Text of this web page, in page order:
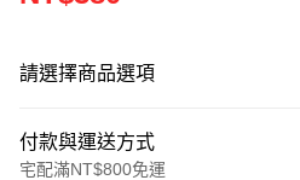
請選擇商品選項
付款與運送方式
宅配滿NT$800免運